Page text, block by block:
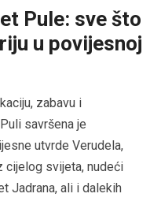
Pule: sve što
u povijesnoj
zabavu i
savršena je
utvrde Verudela,
cijelog svijeta, nudeći
Jadrana, ali i dalekih